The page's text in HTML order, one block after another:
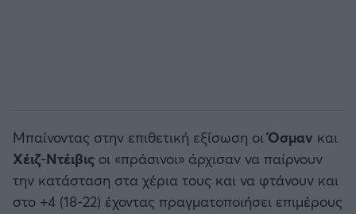
Μπαίνοντας στην επιθετική εξίσωση οιΌσμαν και
Χέιζ-Ντέιβις οι «πράσινοι» άρχισαν να παίρνουν
την κατάσταση στα χέρια τους και να φτάνουν και
στο +4 (18-22) έχοντας πραγματοποιήσει επιμέρους